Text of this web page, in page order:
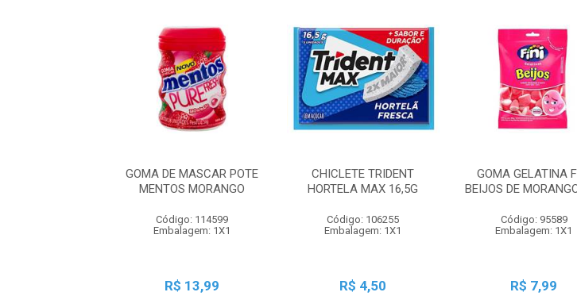
GOMA DE MASCAR POTE
MENTOS MORANGO
Código: 114599
Embalagem: 1X1
R$ 13,99
CHICLETE TRIDENT
HORTELA MAX 16,5G
Código: 106255
Embalagem: 1X1
R$ 4,50
GOMA GELATINA
BEIJOS DE
Código: 95589
Embalagem: 1X1
R$ 7,99